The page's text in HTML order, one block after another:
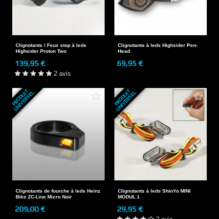
Clignotants / Feux stop à leds
Highsider Proton Two
139,95 €
2 avis
Clignotants à leds Highsider Pen-
Head
69,95 €
P
R
O
D
U
I
T
U
N
I
V
E
R
S
E
L
Clignotants de fourche à leds Heinz
Bike ZC-Line Micro Noir
209,00 €
P
R
O
D
U
I
T
U
N
I
V
E
R
S
E
L
Clignotants à leds ShinYo MINI
MODUL 1
29,95 €